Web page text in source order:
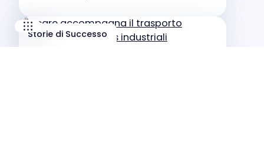
Storie di Successo